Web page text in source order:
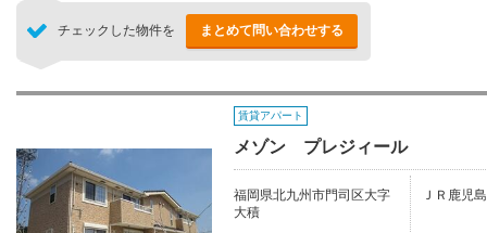
チェックした物件を まとめて問い合わせする
賃貸アパート
メゾン プレジィール
福岡県北九州市門司区大字
大積
ＪＲ鹿児